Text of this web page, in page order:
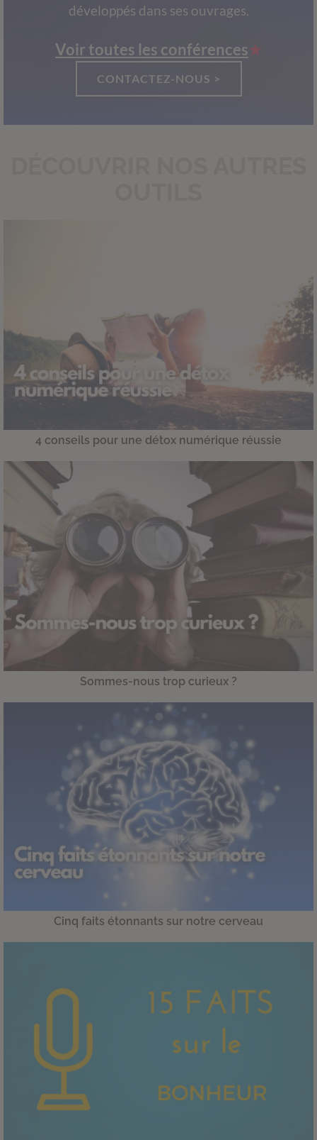
développés dans ses ouvrages.
Voir toutes les conférences
CONTACTEZ-NOUS >
4 conseils pour une détox numérique réussie
Sommes-nous trop curieux ?
Cinq faits étonnants sur notre cerveau